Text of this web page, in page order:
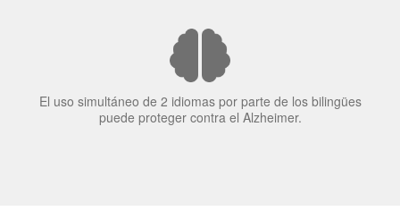
El uso simultáneo de 2 idiomas por parte de los bilingües